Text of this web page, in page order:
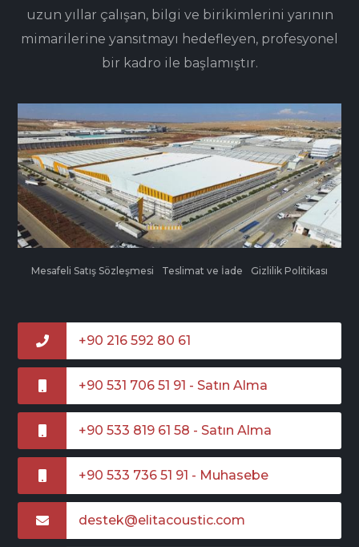
uzun yıllar çalışan, bilgi ve birikimlerini yarının
mimarilerine yansıtmayı hedefleyen, profesyonel
bir kadro ile başlamıştır.
Mesafeli Satış Sözleşmesi Teslimat ve İade Gizlilik Politikası
+90 216 592 80 61
+90 531 706 51 91 - Satın Alma
+90 533 819 61 58 - Satın Alma
+90 533 736 51 91 - Muhasebe
destek@elitacoustic.com